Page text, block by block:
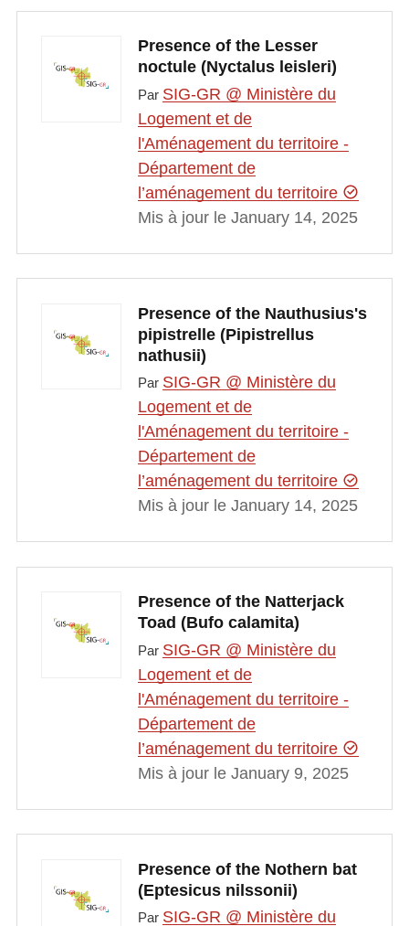
Presence of the Lesser
noctule (Nyctalus leisleri)
Par SIG-GR @ Ministère du
Logement et de
l'Aménagement du territoire -
Département de
l’aménagement du territoire
Mis à jour le January 14, 2025
Presence of the Nauthusius's
pipistrelle (Pipistrellus
nathusii)
Par SIG-GR @ Ministère du
Logement et de
l'Aménagement du territoire -
Département de
l’aménagement du territoire
Mis à jour le January 14, 2025
Presence of the Natterjack
Toad (Bufo calamita)
Par SIG-GR @ Ministère du
Logement et de
l'Aménagement du territoire -
Département de
l’aménagement du territoire
Mis à jour le January 9, 2025
Presence of the Nothern bat
(Eptesicus nilssonii)
Par SIG-GR @ Ministère du